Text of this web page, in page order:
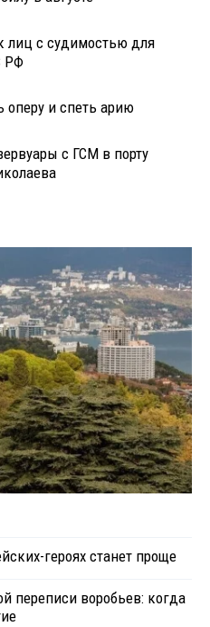
лиц с судимостью для
РФ
и спеть арию
с ГСМ в порту
героях станет проще
переписи воробьев: когда